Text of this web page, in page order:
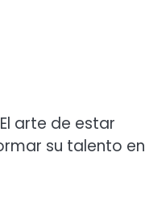
arte de estar
su talento en